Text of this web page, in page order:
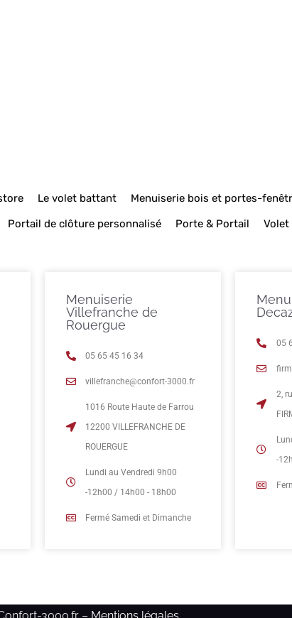
Le volet battant Menuiserie bois et portes-
Portail de clôture personnalisé Porte & Portail Volet
Menuiserie
Villefranche de
Rouergue
05 65 45 16 34
villefranche@confort-3000.fr
1016 Route Haute de Farrou
12200 VILLEFRANCHE DE
ROUERGUE
Lundi au Vendredi 9h00
-12h00 / 14h00 - 18h00
Fermé Samedi et Dimanche
05
2,
-